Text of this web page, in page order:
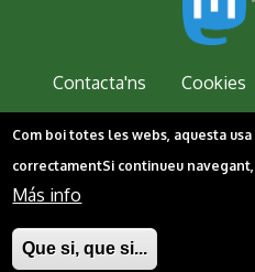
Contacta'ns Cookies
Com boi totes les webs, aquesta
correctamentSi continueu
Más info
Que si, que si...